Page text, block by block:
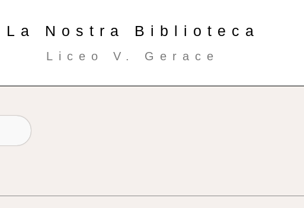
La Nostra Biblioteca
Liceo V. Gerace